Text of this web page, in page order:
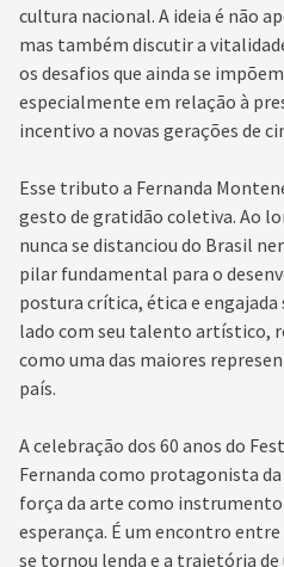
cultura nacional. A ideia é não
mas também discutir a
os desafios que ainda se
especialmente em relação à
incentivo a novas gerações de
Esse tributo a Fernanda
gesto de gratidão coletiva. Ao
nunca se distanciou do Brasil
pilar fundamental para o
postura crítica, ética e
lado com seu talento artístico,
como uma das maiores
país.
A celebração dos 60 anos do
Fernanda como protagonista
força da arte como
esperança. É um encontro
se tornou lenda e a trajetória de